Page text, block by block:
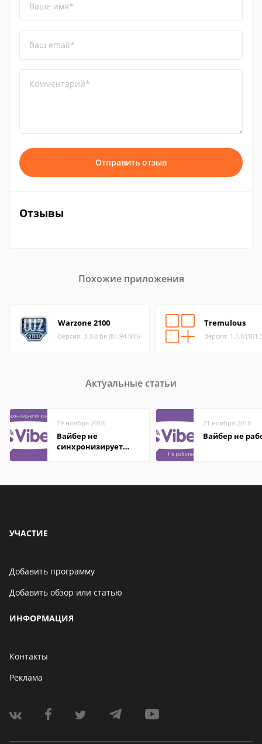
Ваше имя*
Ваш email*
Комментарий*
Отправить отзыв
Отзывы
Похожие приложения
Warzone 2100
Версия: 3.3.0 be (81.94 МБ)
Tremulous
Версия: 1.1.0
Актуальные статьи
19 ноября 2018
Вайбер не
синхронизирует
21 ноября 2018
Вайбер не
УЧАСТИЕ
Добавить программу
Добавить обзор или статью
ИНФОРМАЦИЯ
Контакты
Реклама